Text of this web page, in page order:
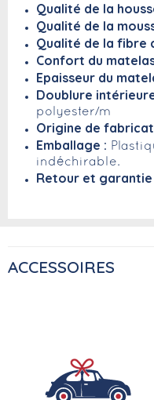
Qualité de la
Qualité de la
Qualité de la fibre
Confort du
Epaisseur du
Doublure
polyester/m²
Origine de
Emballage :
indéchirable.
Retour et garantie
ACCESSOIRES